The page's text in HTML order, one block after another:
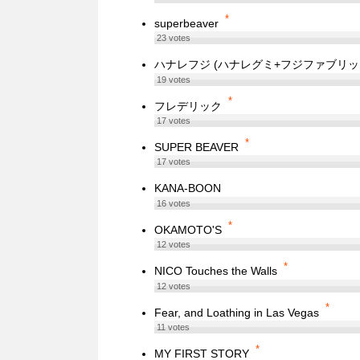
superbeaver *
23votes
ハナレフジ (ハナレグミ+フジファブリ
19votes
フレデリック *
17votes
SUPER BEAVER *
17votes
KANA-BOON
16votes
OKAMOTO'S *
12votes
NICO Touches the Walls *
12votes
Fear, and Loathing in Las Vegas *
11votes
MY FIRST STORY *